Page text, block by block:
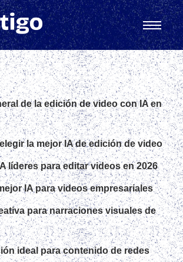
de la edición de video con IA en
la mejor IA de edición de video
líderes para editar videos en 2026
IA para videos empresariales
para narraciones visuales de
ideal para contenido de redes